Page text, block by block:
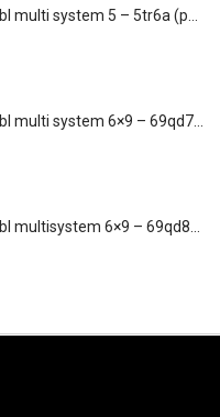
jbl multi system 5 – 5tr6a (par)
jbl multi system 6×9 – 69qd7ta (par)
jbl multisystem 6×9 – 69qd8ta (par)